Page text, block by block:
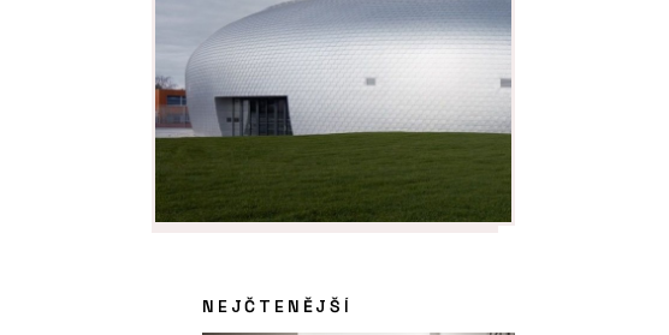
NEJČTENĚJŠÍ